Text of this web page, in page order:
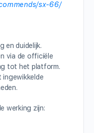
sx-66/
en duidelijk.
via de officiële
tot het platform.
werking zijn: